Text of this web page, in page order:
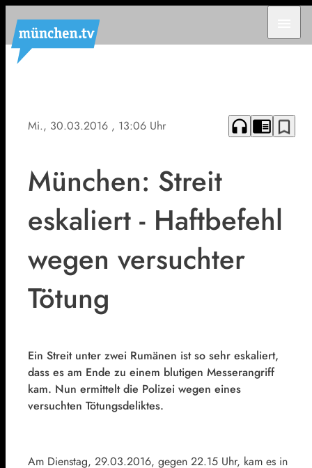
Mi., 30.03.2016 , 13:06 Uhr headphones chrome_reader_mode bookmark_border
München: Streit
eskaliert - Haftbefehl
wegen versuchter
Tötung
Ein Streit unter zwei Rumänen ist so sehr eskaliert,
dass es am Ende zu einem blutigen Messerangriff
kam. Nun ermittelt die Polizei wegen eines
versuchten Tötungsdeliktes.
Am Dienstag, 29.03.2016, gegen 22.15 Uhr, kam es in